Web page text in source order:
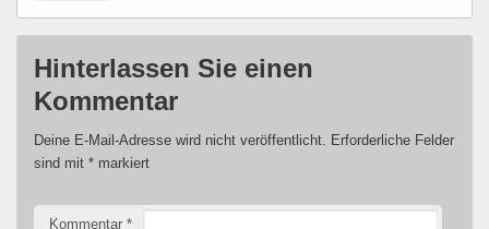
Hinterlassen Sie einen
Kommentar
Deine E-Mail-Adresse wird nicht veröffentlicht. Erforderliche Felder
sind mit * markiert
Kommentar *